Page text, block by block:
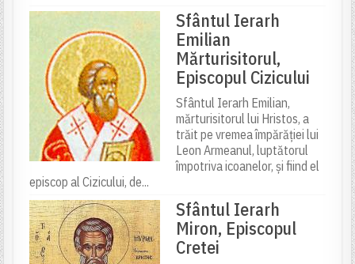
Sfântul Ierarh
Emilian
Mărturisitorul,
Episcopul Cizicului
Sfântul Ierarh Emilian,
mărturisitorul lui Hristos, a
trăit pe vremea împărăției lui
Leon Armeanul, luptătorul
împotriva icoanelor, și fiind el
episcop al Cizicului, de...
Sfântul Ierarh
Miron, Episcopul
Cretei